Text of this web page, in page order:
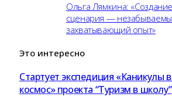
Ольга Лямкина: «Создание
сценария —
захватывающий опыт»
Это интересно
Стартует экспедиция «Каникулы
космос» проекта “Туризм в школу”